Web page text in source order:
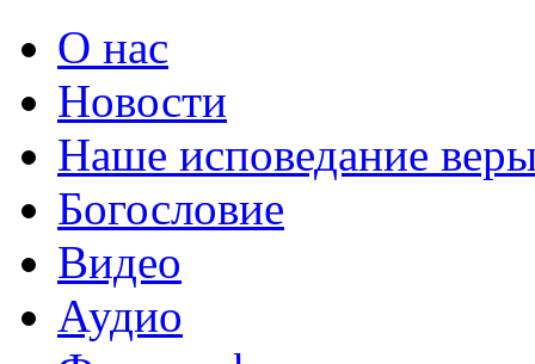
О нас
Новости
Наше исповедание
Богословие
Видео
Аудио